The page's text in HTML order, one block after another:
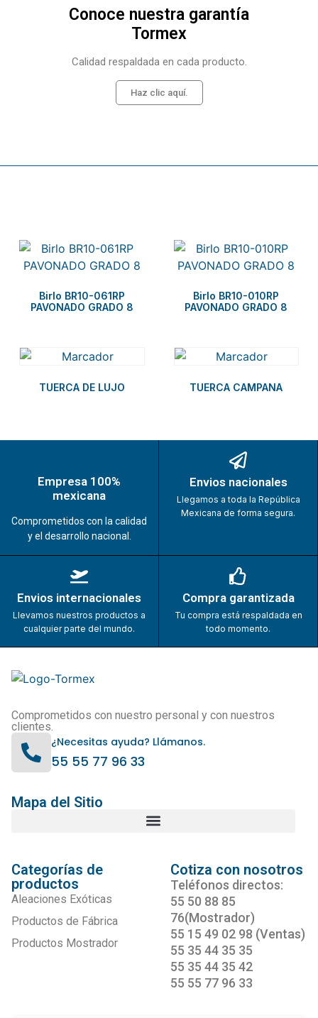
Conoce nuestra garantía
Tormex
Calidad respaldada en cada producto.
Haz clic aquí.
Birlo BR10-061RP
PAVONADO GRADO 8
Birlo BR10-010RP
PAVONADO GRADO 8
TUERCA DE LUJO TUERCA CAMPANA
Empresa 100%
mexicana
Comprometidos con la calidad
y el desarrollo nacional.
Envios nacionales
Llegamos a toda la República
Mexicana de forma segura.
Envios internacionales
Llevamos nuestros productos a
cualquier parte del mundo.
Compra garantizada
Tu compra está respaldada en
todo momento.
Comprometidos con nuestro personal y con nuestros
clientes.
¿Necesitas ayuda? Llámanos.
55 55 77 96 33
Mapa del Sitio
Categorías de
productos
Aleaciones Exóticas
Productos de Fábrica
Productos Mostrador
Cotiza con nosotros
Teléfonos directos:
55 50 88 85
76(Mostrador)
55 15 49 02 98 (Ventas)
55 35 44 35 35
55 35 44 35 42
55 55 77 96 33